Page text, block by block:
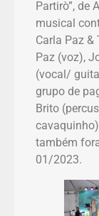
Partirò”, de
musical
Carla Paz
Paz (voz),
(vocal/
grupo de
Brito
também
01/2023.